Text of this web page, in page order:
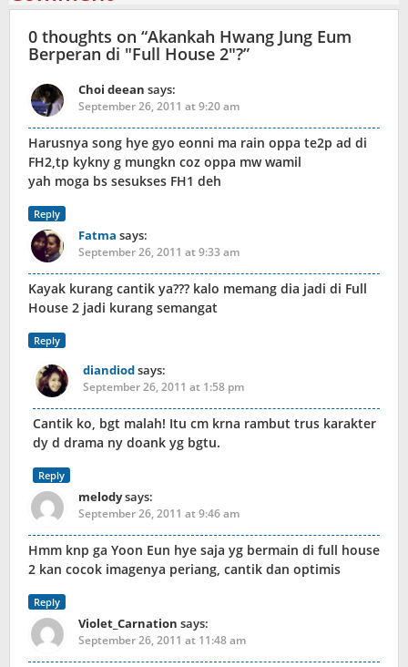
0 thoughts on “Akankah Hwang Jung Eum
Berperan di "Full House 2"?”
Choi deean says:
September 26, 2011 at 9:20 am
Harusnya song hye gyo eonni ma rain oppa te2p ad di
FH2,tp kykny g mungkn coz oppa mw wamil
yah moga bs sesukses FH1 deh
Reply
Fatma says:
September 26, 2011 at 9:33 am
Kayak kurang cantik ya??? kalo memang dia jadi di Full
House 2 jadi kurang semangat
Reply
diandiodsays:
September 26, 2011 at 1:58 pm
Cantik ko, bgt malah! Itu cm krna rambut trus karakter
dy d drama ny doank yg bgtu.
Reply
melodysays:
September 26, 2011 at 9:46 am
Hmm knp ga Yoon Eun hye saja yg bermain di full house
2 kan cocok imagenya periang, cantik dan optimis
Reply
Violet_Carnation says:
September 26, 2011 at 11:48 am